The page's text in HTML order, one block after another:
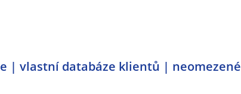
| vlastní databáze klientů |